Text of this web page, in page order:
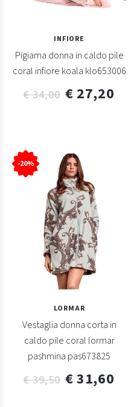
INFIORE
Pigiama donna in caldo pile
coral infiore koala klo653006
€ 34,00 € 27,20
-20%
LORMAR
Vestaglia donna corta in
caldo pile coral lormar
pashmina pas673825
€ 39,50 € 31,60